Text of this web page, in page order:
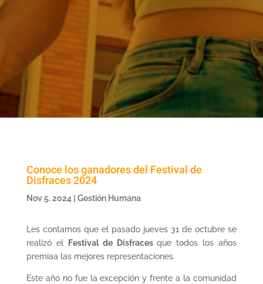
Conoce los ganadores del Festival de
Disfraces 2024
Nov 5, 2024| Gestión Humana
Les contamos que el pasado jueves 31 de octubre se
realizó el
Festival de Disfracesque todos los años
premiaa las mejores representaciones.
Este año no fue la excepción y frente a la comunidad